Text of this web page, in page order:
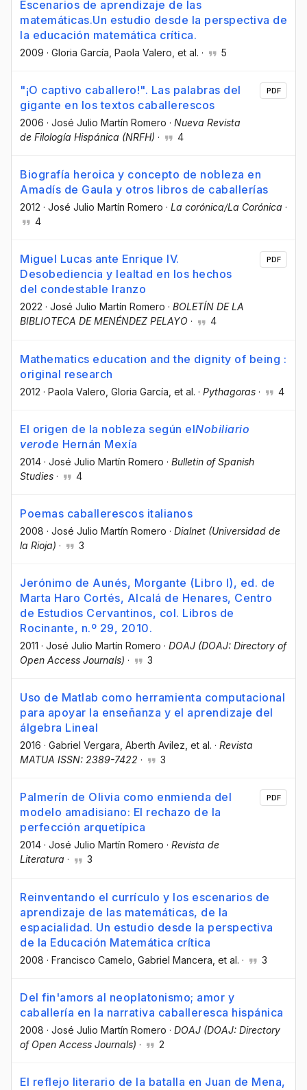
Escenarios de aprendizaje de las
matemáticas.Un estudio desde la perspectiva de
la educación matemática crítica.
2009 · Gloria García , Paola Valero , et al. · 5
"¡O captivo caballero!". Las palabras del
gigante en los textos caballerescos
2006 · José Julio Martín Romero · Nueva Revista
de Filología Hispánica (NRFH) · 4
PDF
Biografía heroica y concepto de nobleza en
Amadís de Gaula y otros libros de caballerías
2012 · José Julio Martín Romero · La corónica/La Corónica ·
4
Miguel Lucas ante Enrique IV.
Desobediencia y lealtad en los hechos
del condestable Iranzo
2022 · José Julio Martín Romero · BOLETÍN DE LA
BIBLIOTECA DE MENÉNDEZ PELAYO · 4
PDF
Mathematics education and the dignity of being :
original research
2012 · Paola Valero , Gloria García , et al. · Pythagoras · 4
El origen de la nobleza según elNobiliario
verode Hernán Mexía
2014 · José Julio Martín Romero · Bulletin of Spanish
Studies · 4
Poemas caballerescos italianos
2008 · José Julio Martín Romero · Dialnet (Universidad de
la Rioja) · 3
Jerónimo de Aunés, Morgante (Libro I), ed. de
Marta Haro Cortés, Alcalá de Henares, Centro
de Estudios Cervantinos, col. Libros de
Rocinante, n.º 29, 2010.
2011 · José Julio Martín Romero · DOAJ (DOAJ: Directory of
Open Access Journals) · 3
Uso de Matlab como herramienta computacional
para apoyar la enseñanza y el aprendizaje del
álgebra Lineal
2016 · Gabriel Vergara , Aberth Avilez , et al. · Revista
MATUA ISSN: 2389-7422 · 3
Palmerín de Olivia como enmienda del
modelo amadisiano: El rechazo de la
perfección arquetípica
2014 · José Julio Martín Romero · Revista de
Literatura · 3
PDF
Reinventando el currículo y los escenarios de
aprendizaje de las matemáticas, de la
espacialidad. Un estudio desde la perspectiva
de la Educación Matemática crítica
2008 · Francisco Camelo , Gabriel Mancera , et al. · 3
Del fin'amors al neoplatonismo; amor y
caballería en la narrativa caballeresca hispánica
2008 · José Julio Martín Romero · DOAJ (DOAJ: Directory
of Open Access Journals) · 2
El reflejo literario de la batalla en Juan de Mena,